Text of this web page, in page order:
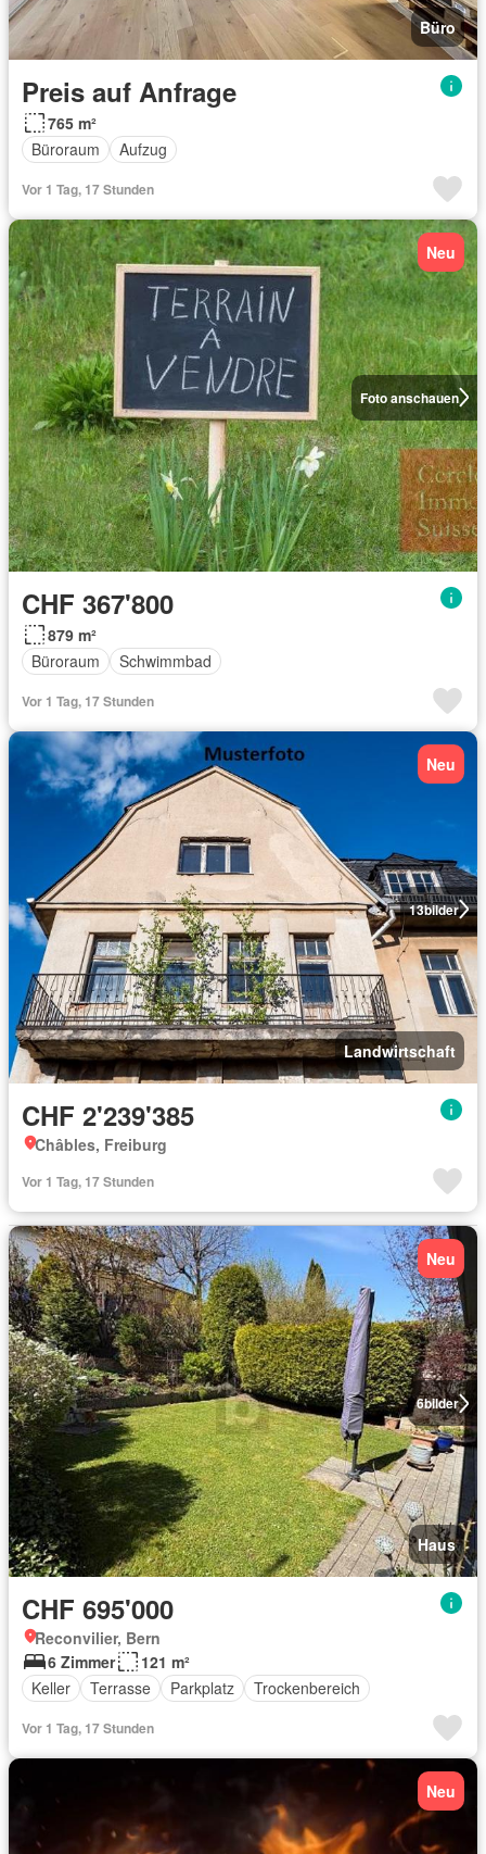
Büro
Preis auf Anfrage
765 m²
Büroraum
Aufzug
Vor 1 Tag, 17 Stunden
Foto anschauen
Neu
CHF 367'800
879 m²
Büroraum
Schwimmbad
Vor 1 Tag, 17 Stunden
13bilder
Neu
Landwirtschaft
CHF 2'239'385
Châbles, Freiburg
Vor 1 Tag, 17 Stunden
6bilder
Neu
Haus
CHF 695'000
Reconvilier, Bern
6 Zimmer
121 m²
Keller
Terrasse Parkplatz Trockenbereich
Vor 1 Tag, 17 Stunden
Neu